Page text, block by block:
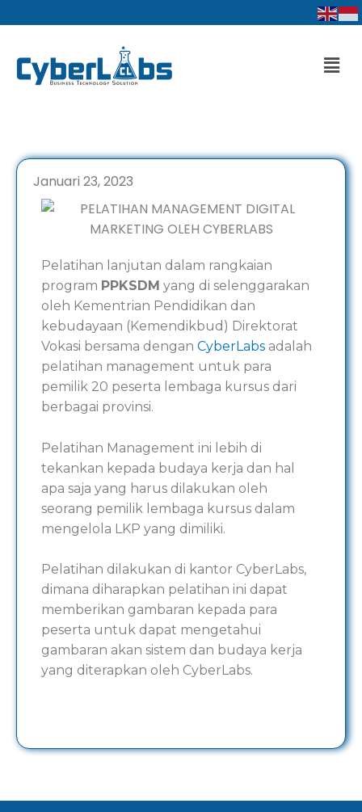
ke
Januari 23, 2023
Pelatihan lanjutan dalam rangkaian
program PPKSDM yang di selenggarakan
oleh Kementrian Pendidikan dan
kebudayaan (Kemendikbud) Direktorat
Vokasi bersama dengan CyberLabs adalah
pelatihan management untuk para
pemilik 20 peserta lembaga kursus dari
berbagai provinsi.
Pelatihan Management ini lebih di
tekankan kepada budaya kerja dan hal
apa saja yang harus dilakukan oleh
seorang pemilik lembaga kursus dalam
mengelola LKP yang dimiliki.
Pelatihan dilakukan di kantor CyberLabs,
dimana diharapkan pelatihan ini dapat
memberikan gambaran kepada para
peserta untuk dapat mengetahui
gambaran akan sistem dan budaya kerja
yang diterapkan oleh CyberLabs.